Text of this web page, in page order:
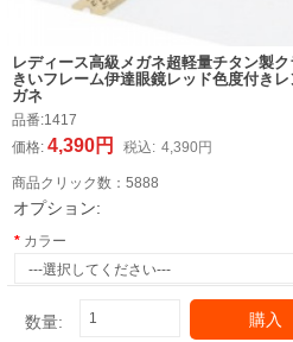
レディース高級メガネ超軽量チタン製
きいフレーム伊達眼鏡レッド色度付き
ガネ
品番:1417
価格: 4,390円 税込: 4,390円
商品クリック数： 5888
オプション:
カラー
数量: 購入